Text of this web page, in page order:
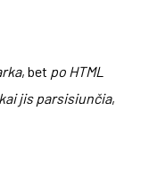
, bet po HTML
jis parsisiunčia,